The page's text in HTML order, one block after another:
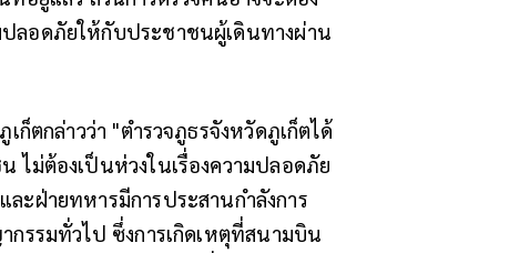
ลอดภัยให้กับประชาชนผู้เดินทางผ่าน
ก็ตกล่าวว่า "ตำรวจภูธรจังหวัดภูเก็ตได้
ไม่ต้องเป็นห่วงในเรื่องความปลอดภัย
ละฝ่ายทหารมีการประสานกำลังการ
กรรมทั่วไป ซึ่งการเกิดเหตุที่สนามบิน